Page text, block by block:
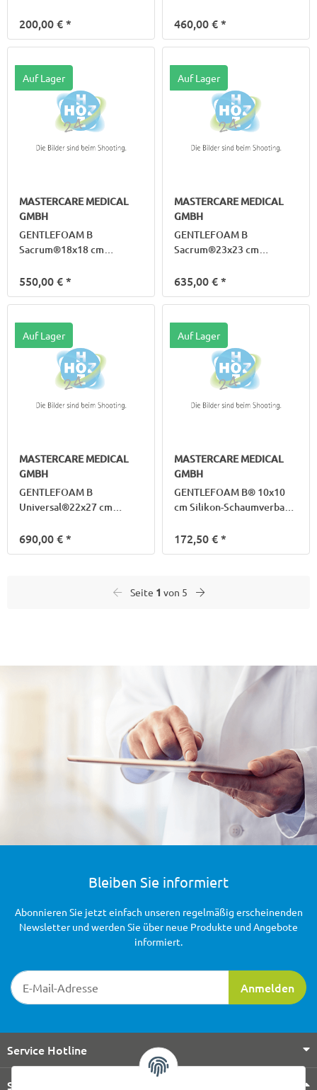
200,00 €* 460,00 €*
Auf Lager
MASTERCARE MEDICAL
GMBH
GENTLEFOAM B
Sacrum®18x18 cm
550,00 €*
Auf Lager
MASTERCARE MEDICAL
GMBH
GENTLEFOAM B
Sacrum®23x23 cm
635,00 €*
Auf Lager
MASTERCARE MEDICAL
GMBH
GENTLEFOAM B
Universal®22x27 cm
690,00 €*
Auf Lager
MASTERCARE MEDICAL
GMBH
GENTLEFOAM B® 10x10
cm Silikon-Schaumverband
172,50 €*
Seite 1 von 5
Bleiben Sie informiert
Newsletter-Registrierung
Anmelden
Abonnieren Sie jetzt einfach unseren regelmäßig erscheinenden
Newsletter und werden Sie über neue Produkte und Angebote
informiert.
Service Hotline
Shop Service